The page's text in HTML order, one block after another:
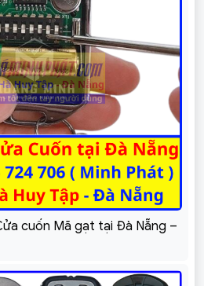
cuốn Mã gạt tại Đà Nẵng –